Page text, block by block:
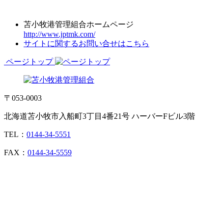
苫小牧港管理組合ホームページ
http://www.jptmk.com/
サイトに関するお問い合せはこちら
ページトップ
〒053-0003
北海道苫小牧市入船町3丁目4番21号 ハーバーFビル3階
TEL： 0144-34-5551
FAX： 0144-34-5559